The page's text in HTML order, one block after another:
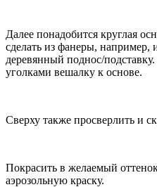
Далее понадобится круглая
сделать из фанеры, например,
деревянный поднос/
уголками вешалку к основе.
Сверху также просверлить и
Покрасить в желаемый
аэрозольную краску.